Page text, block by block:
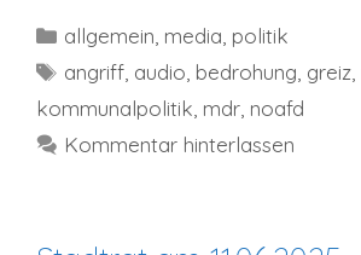
Kategorien
allgemein media politik
Schlagwörter
angriff audio bedrohung greiz
kommunalpolitik mdr noafd
Kommentar hinterlassen